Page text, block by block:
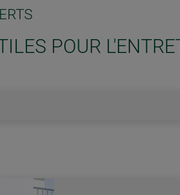
POUR